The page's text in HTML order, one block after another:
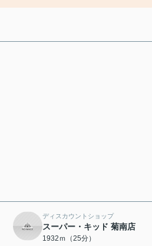
ディスカウントショップ
スーパー・キッド 菊南店
1932ｍ（25分）